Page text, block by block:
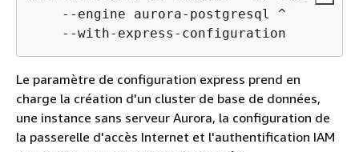
    --engine aurora-postgresql ^
    --with-express-configuration
Le paramètre de configuration express prend en
charge la création d'un cluster de base de données,
une instance sans serveur Aurora, la configuration de
la passerelle d'accès Internet et l'authentification IAM